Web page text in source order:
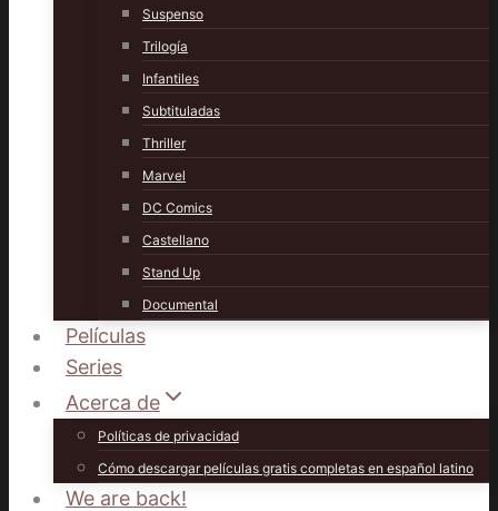
Suspenso
Trilogía
Infantiles
Subtituladas
Thriller
Marvel
DC Comics
Castellano
Stand Up
Documental
Películas
Series
Acerca de
Políticas de privacidad
Cómo descargar películas gratis completas en español latino
We are back!